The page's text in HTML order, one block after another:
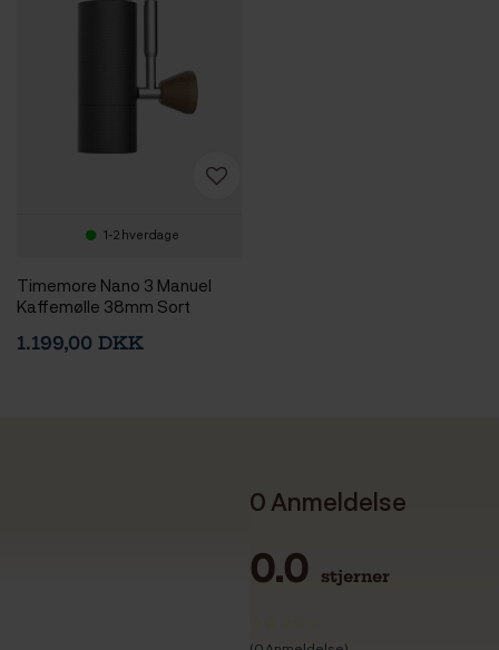
1-2 hverdage
Timemore Nano 3 Manuel
Kaffemølle 38mm Sort
1.199,00 DKK
0 Anmeldelse
0.0 stjerner